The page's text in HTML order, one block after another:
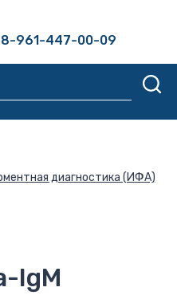
8-961-447-00-09
диагностика (ИФА)
IgМ